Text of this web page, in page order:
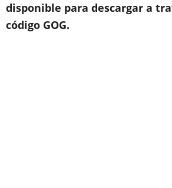
disponible para descargar a
código GOG.